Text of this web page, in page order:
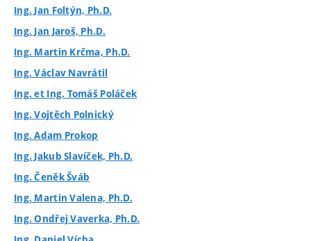
Ing. Jan Foltýn, Ph.D.
Ing. Jan Jaroš, Ph.D.
Ing. Martin Krčma, Ph.D.
Ing. Václav Navrátil
Ing. et Ing. Tomáš Poláček
Ing. Vojtěch Polnický
Ing. Adam Prokop
Ing. Jakub Slavíček, Ph.D.
Ing. Čeněk Šváb
Ing. Martin Valena, Ph.D.
Ing. Ondřej Vaverka, Ph.D.